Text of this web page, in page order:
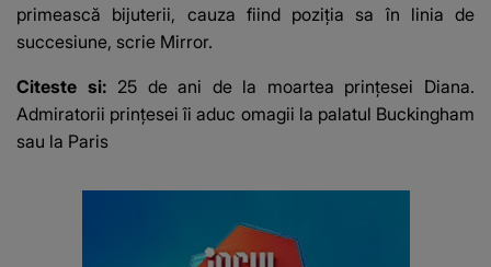
primească bijuterii, cauza fiind poziția sa în linia de
succesiune, scrie Mirror.
Citeste si: 25 de ani de la moartea prințesei Diana.
Admiratorii prințesei îi aduc omagii la palatul Buckingham
sau la Paris